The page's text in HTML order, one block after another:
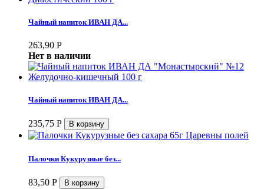
Чайный напиток ИВАН ДА...
263,90 Р
Нет в наличии
Чайный напиток ИВАН ДА...
235,75 Р
Палочки Кукурузные без...
83,50 Р